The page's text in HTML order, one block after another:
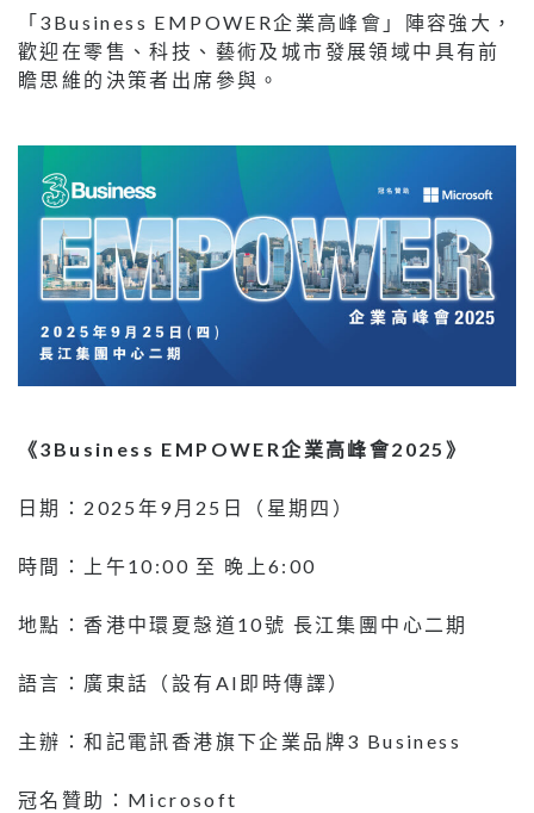
「3Business EMPOWER企業高峰會」陣容強大，
歡迎在零售、科技、藝術及城市發展領域中具有前
瞻思維的決策者出席參與。
《3Business EMPOWER企業高峰會2025 》
日期：2025年9月25日（星期四）
時間：上午10:00 至 晚上6:00
地點：香港中環夏愨道10號 長江集團中心二期
語言：廣東話（設有AI即時傳譯）
主辦：和記電訊香港旗下企業品牌3 Business
冠名贊助：Microsoft